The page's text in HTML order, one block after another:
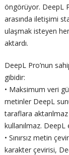
öngörüyor. DeepL
arasında iletişimi
ulaşmak isteyen
aktardı.
DeepL Pro’nun
gibidir:
• Maksimum veri
metinler DeepL
taraflara
kullanılmaz.
• Sınırsız metin
karakter çevirisi,